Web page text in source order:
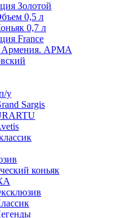
Золотой
0,5 л
0,7 л
France
Армения. АРМА
у
Sargis
коньяк